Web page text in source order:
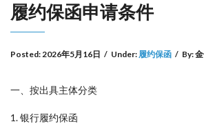
履约保函申请条件
Posted:2026年5月16日 / Under: 履约保函 / By:
一、按出具主体分类
1. 银行履约保函